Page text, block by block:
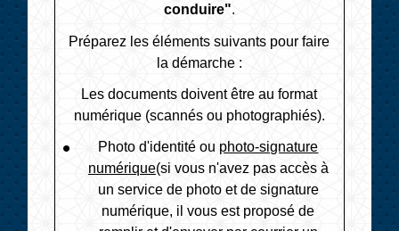
conduire".
Préparez les éléments suivants pour faire
la démarche :
Les documents doivent être au format
numérique (scannés ou photographiés).
Photo d'identité ou photo-signature
numérique(si vous n'avez pas accès à
un service de photo et de signature
numérique, il vous est proposé de